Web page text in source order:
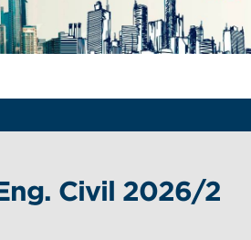
Civil 2026/2